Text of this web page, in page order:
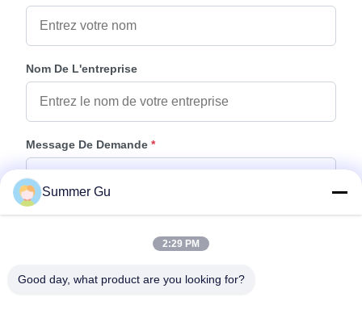
Nom De L'entreprise
Message De Demande *
Joindre Des Fichiers
Summer Gu
2:29 PM
Good day, what product are you looking for?